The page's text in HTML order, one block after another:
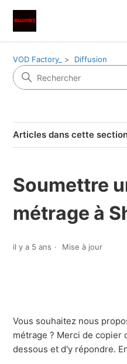
VOD Factory_ Diffusion
Articles dans cette
Soumettre
métrage à
il y a 5 ans Mise à jour
Vous souhaitez nous
métrage ? Merci de copier
dessous et d'y répondre.